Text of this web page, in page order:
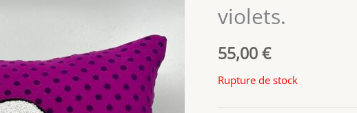
violets.
55,00€
Rupture de stock